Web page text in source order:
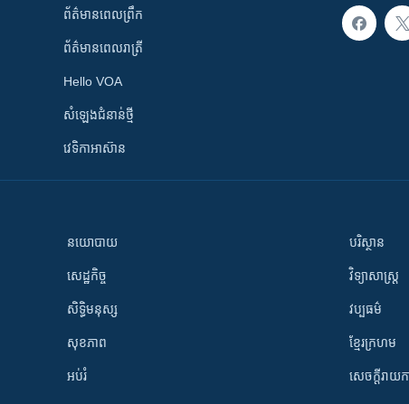
ព័ត៌មាន​ពេល​ព្រឹក
ព័ត៌មាន​​ពេល​រាត្រី
Hello VOA
សំឡេង​ជំនាន់​ថ្មី
វេទិកា​អាស៊ាន
នយោបាយ
សេដ្ឋកិច្ច
សិទ្ធិមនុស្ស
សុខភាព
អប់រំ
បរិស្ថាន
វិទ្យាសាស្រ្ត
វប្បធម៌
ខ្មែរក្រហម
សេចក្តីរា